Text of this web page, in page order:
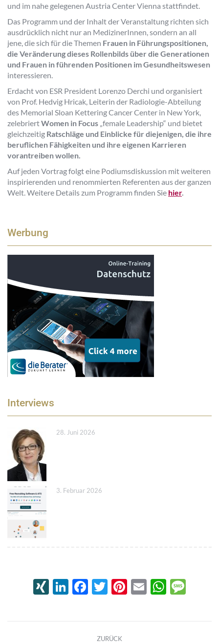
und im nahe gelegenen Austria Center Vienna stattfindet.
Das Programm und der Inhalt der Veranstaltung richten sich
ausdrücklich nicht nur an MedizinerInnen, sondern an all
jene, die sich für die Themen Frauen in Führungspositionen,
die Veränderung dieses Rollenbilds über die Generationen
und Frauen in führenden Positionen im Gesundheitswesen
interessieren.
Erdacht von ESR President Lorenzo Derchi und organisiert
von Prof. Hedvig Hricak, Leiterin der Radiologie-Abteilung
des Memorial Sloan Kettering Cancer Center in New York,
zelebriertWomen in Focus „female Leadership“ und bietet
gleichzeitig Ratschläge und Einblicke für diejenigen, die ihre
beruflichen Fähigkeiten und ihre eigenen Karrieren
vorantreiben wollen.
Auf jeden Vortrag folgt eine Podiumsdiskussion mit weiteren
inspirierenden und renommierten Referenten aus der ganzen
Welt. Weitere Details zum Programm finden Sie hier.
Werbung
Interviews
28. Juni 2026
3. Februar 2026
XINGLinkedIn
Facebook
Twitter
Pinterest
Email
ZURÜCK